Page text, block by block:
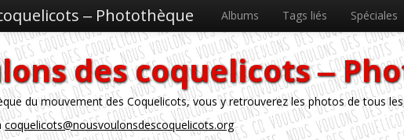
‒ Photothèque Albums Tags liés Spéciales
des coquelicots ‒
du mouvement des Coquelicots, vous y retrouverez les photos de tous
coquelicots@nousvoulonsdescoquelicots.org